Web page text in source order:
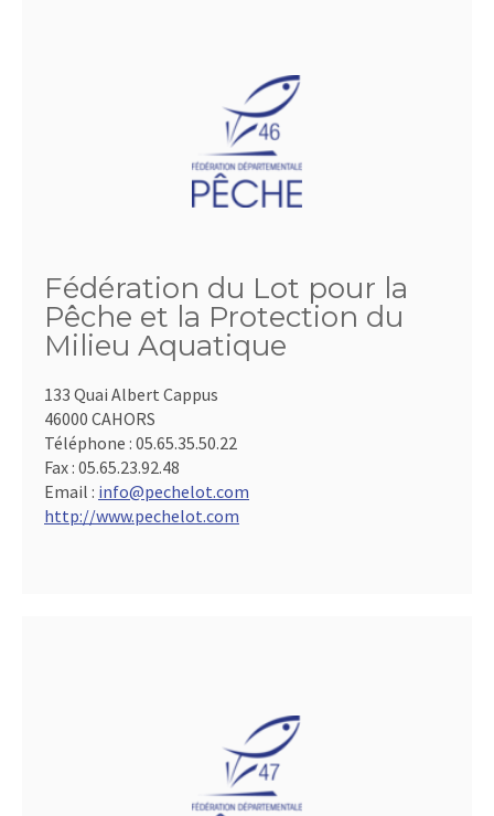
Fédération du Lot pour la
Pêche et la Protection du
Milieu Aquatique
133 Quai Albert Cappus
46000 CAHORS
Téléphone : 05.65.35.50.22
Fax : 05.65.23.92.48
Email : info@pechelot.com
http://www.pechelot.com